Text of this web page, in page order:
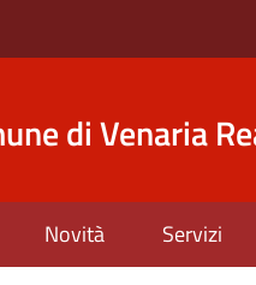
di Venaria
Novità Servizi